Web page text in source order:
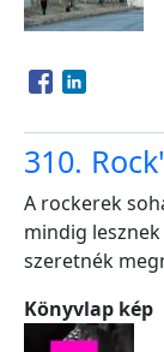
Opens in a
Opens in
310.
A rockerek
mindig
szeretnék
Könyvlap kép